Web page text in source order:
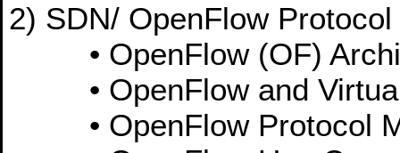
2) SDN/ OpenFlow
• OpenFlow (OF)
• OpenFlow and
• OpenFlow Protocol